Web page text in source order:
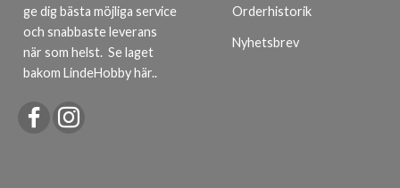
ge dig bästa möjliga service
och snabbaste leverans
när som helst. Se laget
bakom LindeHobby här..
Orderhistorik
Nyhetsbrev